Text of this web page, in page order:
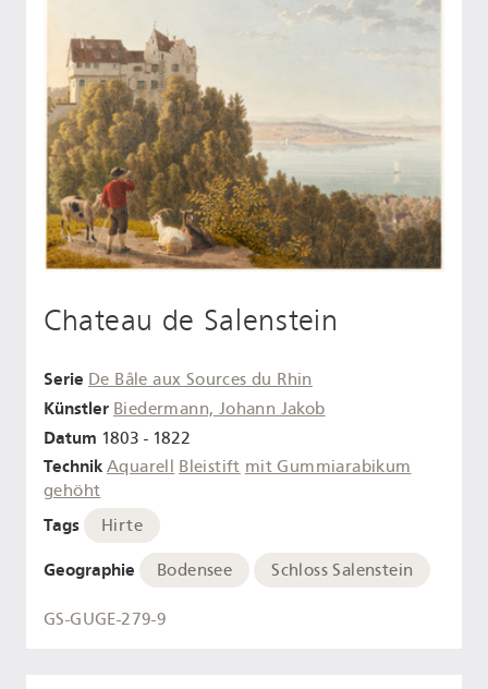
Chateau de Salenstein
Serie De Bâle aux Sources du Rhin
Künstler Biedermann, Johann Jakob
Datum 1803 - 1822
Technik Aquarell Bleistift mit Gummiarabikum
gehöht
Tags Hirte
Geographie Bodensee Schloss Salenstein
GS-GUGE-279-9